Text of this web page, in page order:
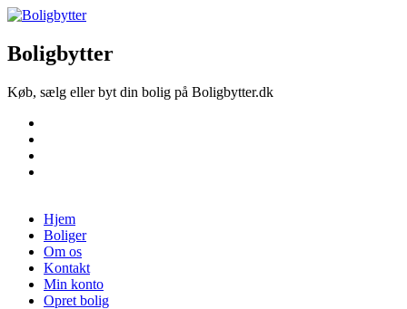
Boligbytter
Køb, sælg eller byt din bolig på Boligbytter.dk
Hjem
Boliger
Om os
Kontakt
Min konto
Opret bolig